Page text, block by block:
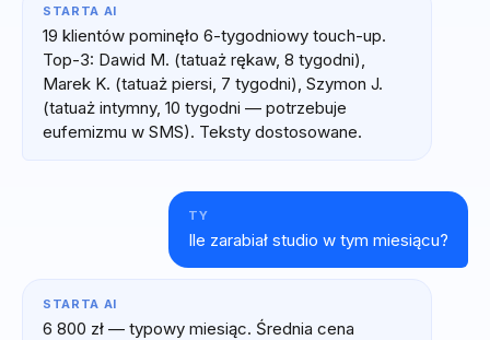
STARTA AI
19 klientów pominęło 6-tygodniowy touch-up.
Top-3: Dawid M. (tatuaż rękaw, 8 tygodni),
Marek K. (tatuaż piersi, 7 tygodni), Szymon J.
(tatuaż intymny, 10 tygodni — potrzebuje
eufemizmu w SMS). Teksty dostosowane.
TY
Ile zarabiał studio w tym miesiącu?
STARTA AI
6 800 zł — typowy miesiąc. Średnia cena